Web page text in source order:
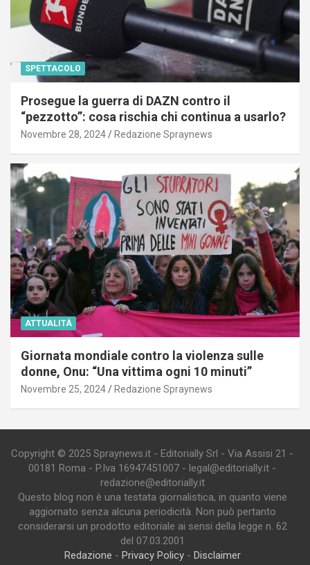
SPETTACOLO
Prosegue la guerra di DAZN contro il
“pezzotto”: cosa rischia chi continua a usarlo?
Novembre 28, 2024 Redazione Spraynews
ATTUALITÀ
Giornata mondiale contro la violenza sulle
donne, Onu: “Una vittima ogni 10 minuti”
Novembre 25, 2024 Redazione Spraynews
Copyright © 2025 Spraynews.it - Editorially Srl - Via Assisi 21 -
00181 Roma - P.Iva 16947451007 - legal@editorially.it -
redazione@editorially.it
Questo blog non è una testata giornalistica, in quanto viene
aggiornato senza alcuna periodicità. Non può pertanto
considerarsi un prodotto editoriale ai sensi della legge n. 62
del 07.03.2001
Redazione - Privacy Policy- Disclaimer